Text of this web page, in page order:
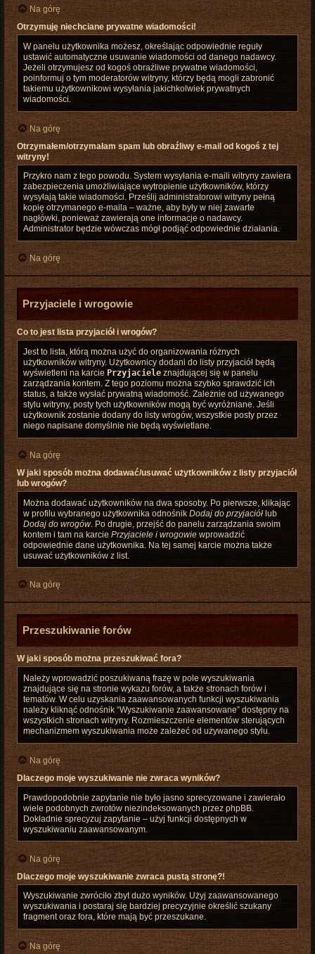
Na górę
Otrzymuję niechciane prywatne wiadomości!
W panelu użytkownika możesz, określając odpowiednie reguły
ustawić automatyczne usuwanie wiadomości od danego nadawcy.
Jeżeli otrzymujesz od kogoś obraźliwe prywatne wiadomości,
poinformuj o tym moderatorów witryny, którzy będą mogli zabronić
takiemu użytkownikowi wysyłania jakichkolwiek prywatnych
wiadomości.
Na górę
Otrzymałem/otrzymałam spam lub obraźliwy e-mail od kogoś z tej
witryny!
Przykro nam z tego powodu. System wysyłania e-maili witryny zawiera
zabezpieczenia umożliwiające wytropienie użytkowników, którzy
wysyłają takie wiadomości. Prześlij administratorowi witryny pełną
kopię otrzymanego e-maila – ważne, aby były w niej zawarte
nagłówki, ponieważ zawierają one informacje o nadawcy.
Administrator będzie wówczas mógł podjąć odpowiednie działania.
Na górę
Przyjaciele i wrogowie
Co to jest lista przyjaciół i wrogów?
Jest to lista, którą można użyć do organizowania różnych
użytkowników witryny. Użytkownicy dodani do listy przyjaciół będą
wyświetleni na karcie Przyjaciele znajdującej się w panelu
zarządzania kontem. Z tego poziomu można szybko sprawdzić ich
status, a także wysłać prywatną wiadomość. Zależnie od używanego
stylu witryny, posty tych użytkowników mogą być wyróżniane. Jeśli
użytkownik zostanie dodany do listy wrogów, wszystkie posty przez
niego napisane domyślnie nie będą wyświetlane.
Na górę
W jaki sposób można dodawać/usuwać użytkowników z listy przyjaciół
lub wrogów?
Można dodawać użytkowników na dwa sposoby. Po pierwsze, klikając
w profilu wybranego użytkownika odnośnikDodaj do przyjaciół lub
Dodaj do wrogów. Po drugie, przejść do panelu zarządzania swoim
kontem i tam na karciePrzyjaciele i wrogowie wprowadzić
odpowiednie dane użytkownika. Na tej samej karcie można także
usuwać użytkowników z list.
Na górę
Przeszukiwanie forów
W jaki sposób można przeszukiwać fora?
Należy wprowadzić poszukiwaną frazę w pole wyszukiwania
znajdujące się na stronie wykazu forów, a także stronach forów i
tematów. W celu uzyskania zaawansowanych funkcji wyszukiwania
należy kliknąć odnośnik “Wyszukiwanie zaawansowane” dostępny na
wszystkich stronach witryny. Rozmieszczenie elementów sterujących
mechanizmem wyszukiwania może zależeć od używanego stylu.
Na górę
Dlaczego moje wyszukiwanie nie zwraca wyników?
Prawdopodobnie zapytanie nie było jasno sprecyzowane i zawierało
wiele podobnych zwrotów niezindeksowanych przez phpBB.
Dokładnie sprecyzuj zapytanie – użyj funkcji dostępnych w
wyszukiwaniu zaawansowanym.
Na górę
Dlaczego moje wyszukiwanie zwraca pustą stronę?!
Wyszukiwanie zwróciło zbyt dużo wyników. Użyj zaawansowanego
wyszukiwania i postaraj się bardziej precyzyjnie określić szukany
fragment oraz fora, które mają być przeszukane.
Na górę